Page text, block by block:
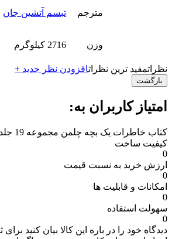
مترجم تبسم آتشین جان
وزن 2716 کیلوگرم
نظراتمفید ترین نظراتافزودن نظر جدید +
بازگشت
امتیاز کاربران به:
کتاب خاطرات یک بچه چلمن مجموعه 19 جلدی
کیفیت ساخت
0
ارزش خرید به نسبت قیمت
0
امکانات و قابلیت ها
0
سهولت استفاده
0
دیدگاه خود را در باره این کالا بیان کنید برای